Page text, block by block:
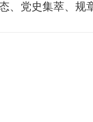
、党史集萃、规